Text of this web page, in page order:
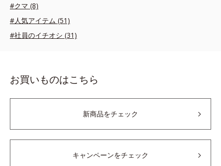
#クマ (8)
#人気アイテム (51)
#社員のイチオシ (31)
お買いものはこちら
新商品をチェック
キャンペーンをチェック